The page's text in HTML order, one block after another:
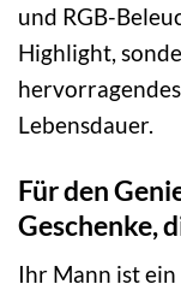
und RGB-
Highlight,
Lebensdauer.
Für den
Geschenke,
Ihr Mann ist ein